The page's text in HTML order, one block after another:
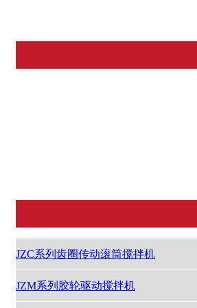
JZC系列齿圈传动滚筒搅拌机
JZM系列胶轮驱动搅拌机